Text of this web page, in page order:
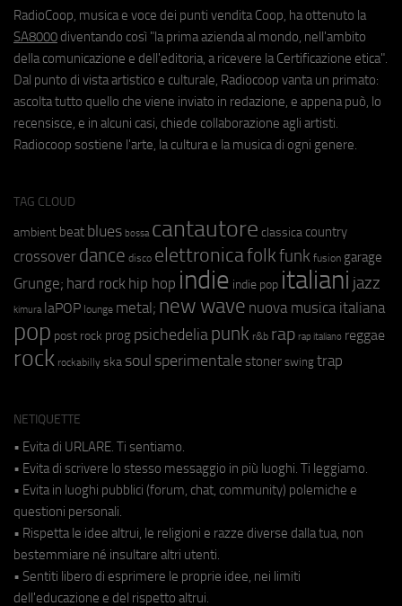
RadioCoop, musica e voce dei punti vendita Coop, ha ottenuto la
SA8000 diventando così "la prima azienda al mondo, nell'ambito
della comunicazione e dell'editoria, a ricevere la Certificazione etica".
Dal punto di vista artistico e culturale, Radiocoop vanta un primato:
ascolta tutto quello che viene inviato in redazione, e appena può, lo
recensisce, e in alcuni casi, chiede collaborazione agli artisti.
Radiocoop sostiene l'arte, la cultura e la musica di ogni genere.
TAG CLOUD
ambient beat blues bossa cantautore classica country
crossover dance disco elettronicafolkfunk fusion garage
Grunge; hard rock hip hop indie indie pop italiani jazz
kimura laPOP lounge metal; new wave nuova musica italiana
pop post rock prog psichedeliapunk r&b rap rap italiano reggae
rock rockabilly ska soul sperimentale stoner swing trap
NETIQUETTE
• Evita di URLARE. Ti sentiamo.
• Evita di scrivere lo stesso messaggio in più luoghi. Ti leggiamo.
• Evita in luoghi pubblici (forum, chat, community) polemiche e
questioni personali.
• Rispetta le idee altrui, le religioni e razze diverse dalla tua, non
bestemmiare né insultare altri utenti.
• Sentiti libero di esprimere le proprie idee, nei limiti
dell'educazione e del rispetto altrui.